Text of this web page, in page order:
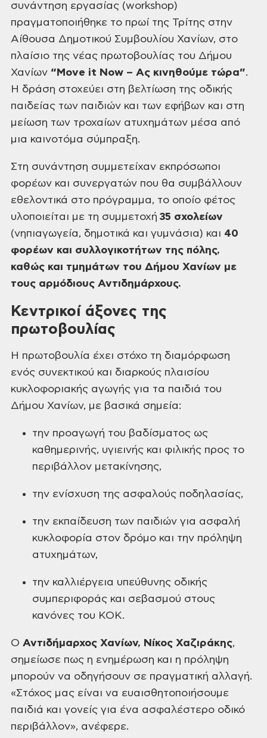
συνάντηση εργασίας (workshop)
πραγματοποιήθηκε το πρωί της Τρίτης στην
Αίθουσα Δημοτικού Συμβουλίου Χανίων, στο
πλαίσιο της νέας πρωτοβουλίας του Δήμου
Χανίων “Move it Now – Ας κινηθούμε τώρα”.
Η δράση στοχεύει στη βελτίωση της οδικής
παιδείας των παιδιών και των εφήβων και στη
μείωση των τροχαίων ατυχημάτων μέσα από
μια καινοτόμα σύμπραξη.
Στη συνάντηση συμμετείχαν εκπρόσωποι
φορέων και συνεργατών που θα συμβάλλουν
εθελοντικά στο πρόγραμμα, το οποίο φέτος
υλοποιείται με τη συμμετοχή 35 σχολείων
(νηπιαγωγεία, δημοτικά και γυμνάσια) και 40
φορέων και συλλογικοτήτων της πόλης,
καθώς και τμημάτων του Δήμου Χανίων με
τους αρμόδιους Αντιδημάρχους.
Κεντρικοί άξονες της
πρωτοβουλίας
Η πρωτοβουλία έχει στόχο τη διαμόρφωση
ενός συνεκτικού και διαρκούς πλαισίου
κυκλοφοριακής αγωγής για τα παιδιά του
Δήμου Χανίων, με βασικά σημεία:
την προαγωγή του βαδίσματος ως
καθημερινής, υγιεινής και φιλικής προς το
περιβάλλον μετακίνησης,
την ενίσχυση της ασφαλούς ποδηλασίας,
την εκπαίδευση των παιδιών για ασφαλή
κυκλοφορία στον δρόμο και την πρόληψη
ατυχημάτων,
την καλλιέργεια υπεύθυνης οδικής
συμπεριφοράς και σεβασμού στους
κανόνες του ΚΟΚ.
Ο Αντιδήμαρχος Χανίων, Νίκος Χαζιράκης,
σημείωσε πως η ενημέρωση και η πρόληψη
μπορούν να οδηγήσουν σε πραγματική αλλαγή.
«Στόχος μας είναι να ευαισθητοποιήσουμε
παιδιά και γονείς για ένα ασφαλέστερο οδικό
περιβάλλον», ανέφερε.